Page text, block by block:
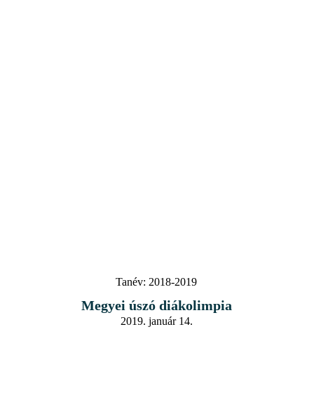
Tanév: 2018-2019
Megyei úszó diákolimpia
2019. január 14.